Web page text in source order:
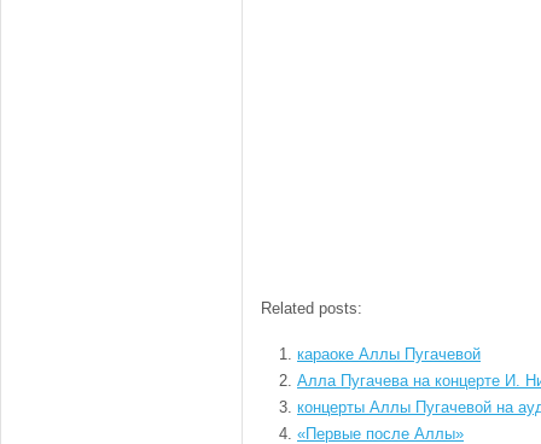
Related posts:
караоке Аллы Пугачевой
Алла Пугачева на концерте И.
концерты Аллы Пугачевой на
«Первые после Аллы»